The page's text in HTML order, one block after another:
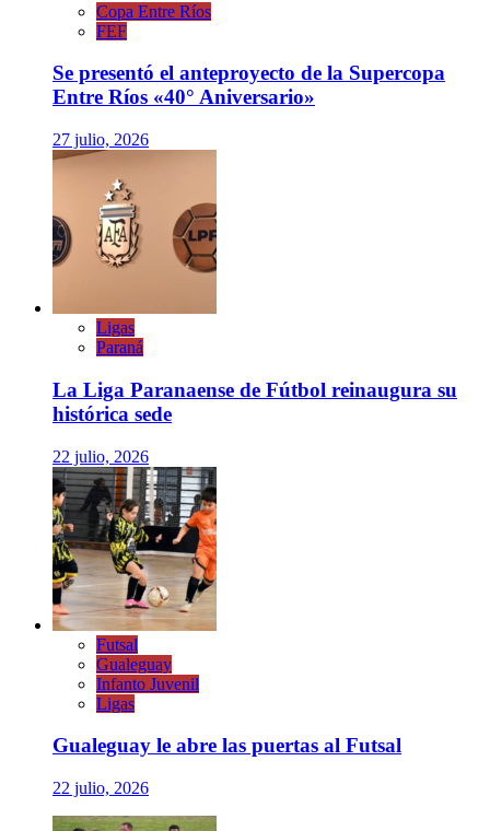
Copa Entre Ríos
FEF
Se presentó el anteproyecto de la Supercopa
Entre Ríos «40° Aniversario»
27 julio, 2026
Ligas
Paraná
La Liga Paranaense de Fútbol reinaugura su
histórica sede
22 julio, 2026
Futsal
Gualeguay
Infanto Juvenil
Ligas
Gualeguay le abre las puertas al Futsal
22 julio, 2026